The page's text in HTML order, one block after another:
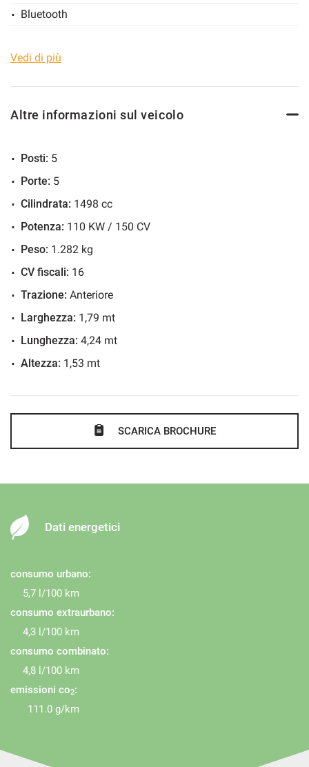
Bluetooth
Cerchi in lega
Controllo automatico clima
Controllo trazione
Cruise Control
ESP
Fari LED
Fendinebbia
Frenata d'emergenza assistita
Immobilizzatore elettronico
Riconoscimento dei segnali stradali
Sensore di luce
Sensori di parcheggio posteriori
Servosterzo
Vedi di più
Altre informazioni sul veicolo
Posti: 5
Porte: 5
Cilindrata: 1498 cc
Potenza: 110 KW / 150 CV
Peso: 1.282 kg
CV fiscali: 16
Trazione: Anteriore
Larghezza: 1,79 mt
Lunghezza: 4,24 mt
Altezza: 1,53 mt
SCARICA BROCHURE
Dati energetici
consumo urbano:
5,7 l/100 km
consumo extraurbano:
4,3 l/100 km
consumo combinato:
4,8 l/100 km
emissioni co2:
111.0 g/km